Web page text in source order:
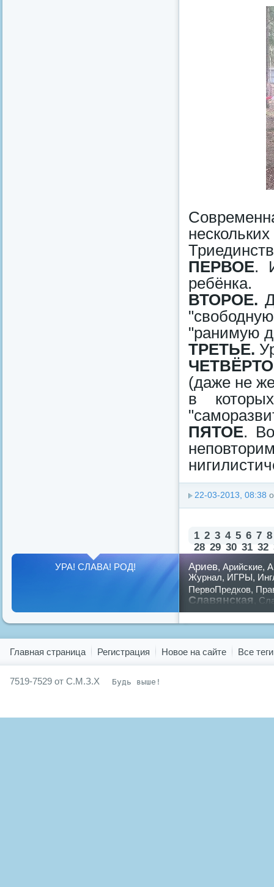
ПЕРВОЕ.
ребёнка.
ВТОРОЕ.
"ранимую
ТРЕТЬЕ.
(даже не
в
ПЯТОЕ.
22-03-2013, 08:38
1 2 3 4 5 6 7 8
28 29 30 31 32
На
за
д
Вп
ер
ед
Ариев, Арийские,
Журнал, ИГРЫ,
ПервоПредков,
Славянская
предков,путин,
УРА! СЛАВА! РОД!
Главная страница Регистрация Новое на сайте Все теги
7519-7529 от С.М.З.Х Будь выше!